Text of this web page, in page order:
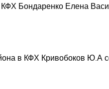
Бондаренко Елена
в КФХ Кривобоков Ю.А